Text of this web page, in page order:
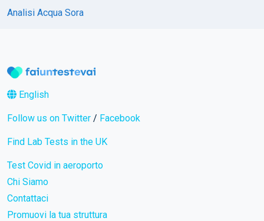
Analisi Acqua Sora
English
Follow us on Twitter / Facebook
Find Lab Tests in the UK
Test Covid in aeroporto
Chi Siamo
Contattaci
Promuovi la tua struttura